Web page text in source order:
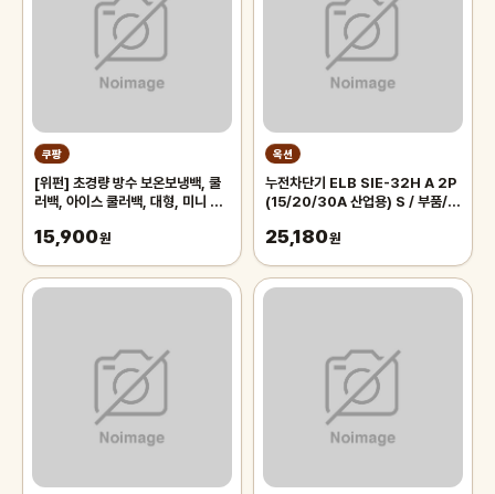
쿠팡
[위펀] 초경량 방수 보온보냉백, 쿨
러백, 아이스 쿨러백, 대형, 미니 쿨
15,900원
옥션
누전차단기 ELB SIE-32H A 2P
(15/20/30A 산업용) S / 부품/소
25,180원